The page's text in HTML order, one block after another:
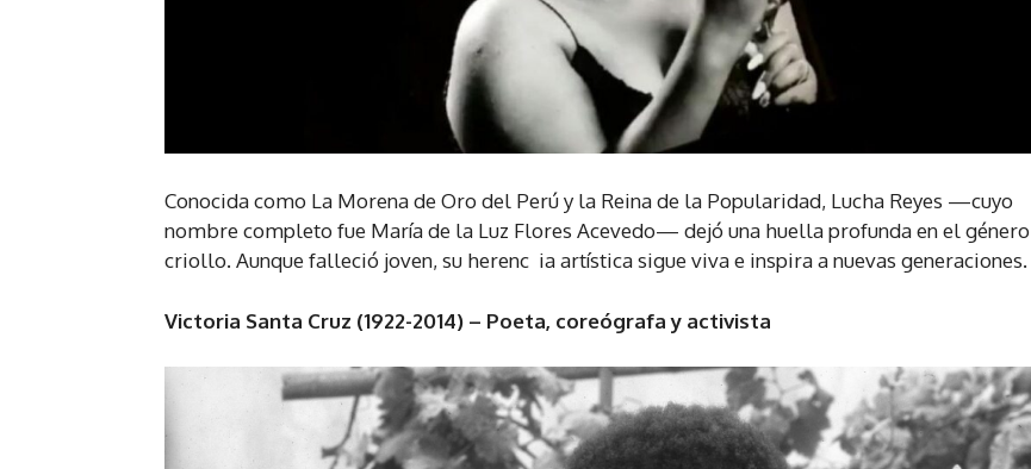
Conocida como La Morena de Oro del Perú y la Reina de la Popularidad, Lucha Reyes —cuyo
nombre completo fue María de la Luz Flores Acevedo— dejó una huella profunda en el género
criollo. Aunque falleció joven, su herenc ia artística sigue viva e inspira a nuevas generaciones.
Victoria Santa Cruz (1922-2014) – Poeta, coreógrafa y activista